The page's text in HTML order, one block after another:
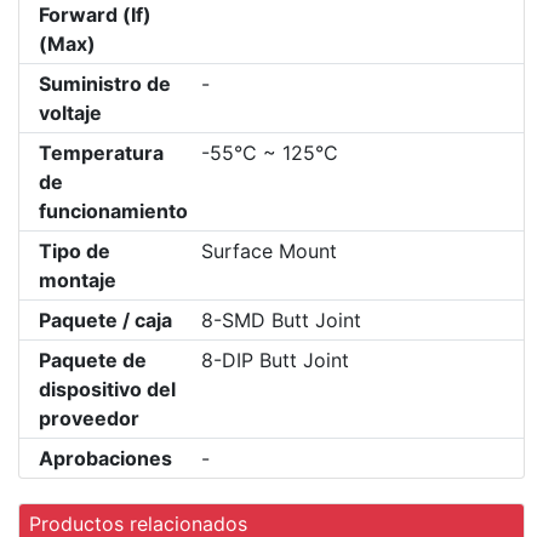
Forward (If)
(Max)
Suministro de
voltaje
-
Temperatura
de
funcionamiento
-55°C ~ 125°C
Tipo de
montaje
Surface Mount
Paquete / caja
8-SMD Butt Joint
Paquete de
dispositivo del
proveedor
8-DIP Butt Joint
Aprobaciones -
Productos relacionados